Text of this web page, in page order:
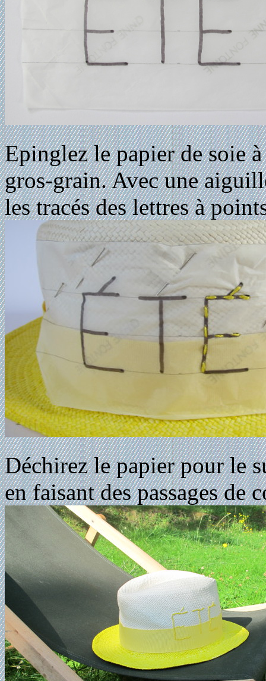
Epinglez le papier de soie
gros-grain. Avec une
les tracés des lettres à
Déchirez le papier pour le
en faisant des passages de